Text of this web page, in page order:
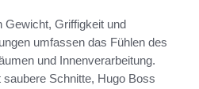
Gewicht, Griffigkeit und
umfassen das Fühlen des
und Innenverarbeitung.
Schnitte, Hugo Boss